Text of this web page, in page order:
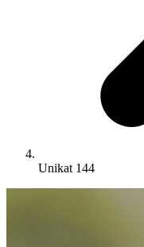
Unikat 144